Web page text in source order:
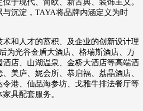
于现代、简欧、新古典、装饰主义。
与沉淀，TAYA将品牌内涵定义为时
和人才的蓄积、及企业的创新设计理
为光谷金盾大酒店、格瑞斯酒店、万
店、山湖温泉、金桥大酒店等高端酒
美庐、妮会所、恭启福、荔晶酒店、
令港、仙品海参坊、戈雅牛排法餐厅等
具配套服务。